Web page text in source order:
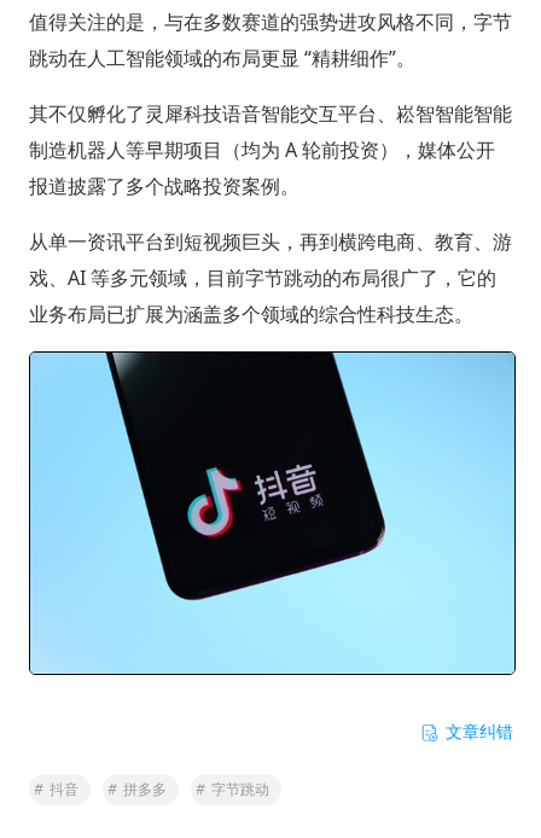
值得关注的是，与在多数赛道的强势进攻风格不同，字节
跳动在人工智能领域的布局更显 “精耕细作”。
其不仅孵化了灵犀科技语音智能交互平台、崧智智能智能
制造机器人等早期项目（均为 A 轮前投资），媒体公开
报道披露了多个战略投资案例。
从单一资讯平台到短视频巨头，再到横跨电商、教育、游
戏、AI 等多元领域，目前字节跳动的布局很广了，它的
业务布局已扩展为涵盖多个领域的综合性科技生态。
文章纠错
# 抖音 # 拼多多 # 字节跳动